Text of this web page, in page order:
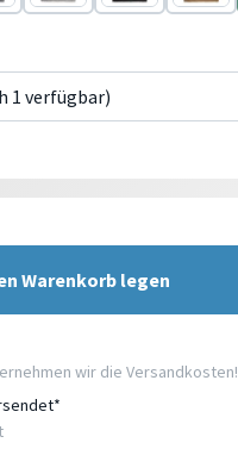
HellgrauAnthrazitGold
Warenkorb legen
wir die Versandkosten!